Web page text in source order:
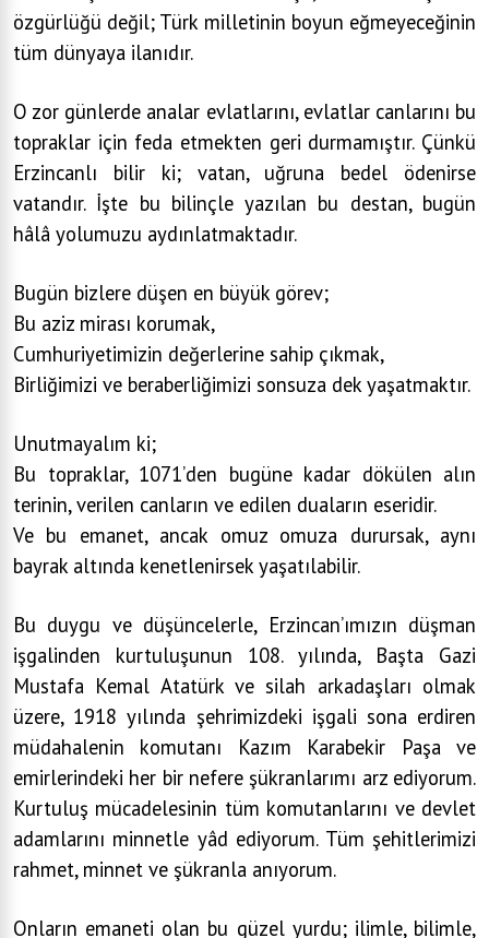
özgürlüğü değil; Türk milletinin boyun eğmeyeceğinin
tüm dünyaya ilanıdır.
O zor günlerde analar evlatlarını, evlatlar canlarını bu
topraklar için feda etmekten geri durmamıştır. Çünkü
Erzincanlı bilir ki; vatan, uğruna bedel ödenirse
vatandır. İşte bu bilinçle yazılan bu destan, bugün
hâlâ yolumuzu aydınlatmaktadır.
Bugün bizlere düşen en büyük görev;
Bu aziz mirası korumak,
Cumhuriyetimizin değerlerine sahip çıkmak,
Birliğimizi ve beraberliğimizi sonsuza dek yaşatmaktır.
Unutmayalım ki;
Bu topraklar, 1071’den bugüne kadar dökülen alın
terinin, verilen canların ve edilen duaların eseridir.
Ve bu emanet, ancak omuz omuza durursak, aynı
bayrak altında kenetlenirsek yaşatılabilir.
Bu duygu ve düşüncelerle, Erzincan’ımızın düşman
işgalinden kurtuluşunun 108. yılında, Başta Gazi
Mustafa Kemal Atatürk ve silah arkadaşları olmak
üzere, 1918 yılında şehrimizdeki işgali sona erdiren
müdahalenin komutanı Kazım Karabekir Paşa ve
emirlerindeki her bir nefere şükranlarımı arz ediyorum.
Kurtuluş mücadelesinin tüm komutanlarını ve devlet
adamlarını minnetle yâd ediyorum. Tüm şehitlerimizi
rahmet, minnet ve şükranla anıyorum.
Onların emaneti olan bu güzel yurdu; ilimle, bilimle,